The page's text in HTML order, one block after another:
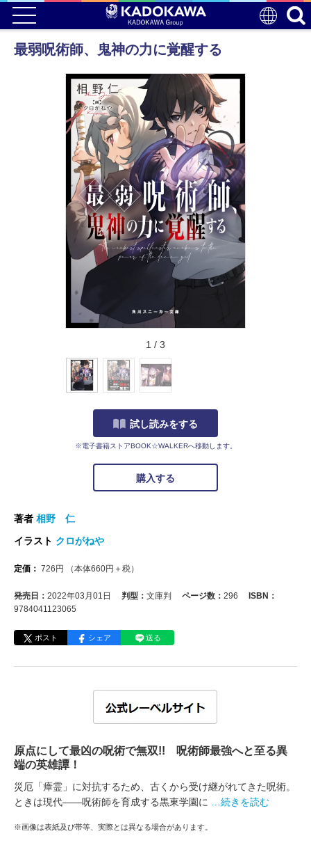
最弱呪術師、鬼神の力に覚醒する
1 / 3
試し読みをする
※電子書籍ストアBOOK☆WALKERへ移動します。
購入する
著者 相野 仁
イラスト クロがねや
定価： 726 円 （本体660円＋税）
発売日： 2022年03月01日 判型： 文庫判 ページ数： 296
ISBN：
9784041123065
ポスト シェア 送る
原点にして最凶の呪術で無双!! 呪術師最強へと至る異
端の英雄譚！
災厄「瘴霊」に対抗するため、古くから受け継がれてきた呪術。
ときは現代――呪術師を育成する黒東学園に
…続きを読む
※画像は表紙及び帯等、実際とは異なる場合があります。